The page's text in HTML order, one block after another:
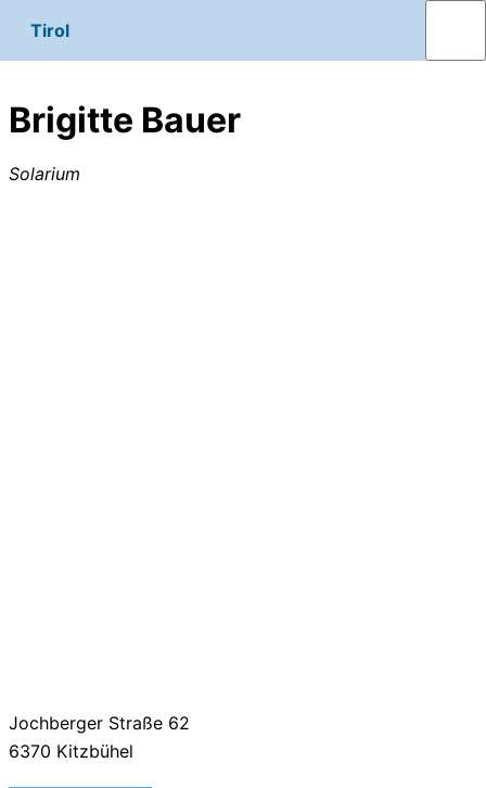
Tirol
Brigitte Bauer
Solarium
Jochberger Straße 62
6370 Kitzbühel